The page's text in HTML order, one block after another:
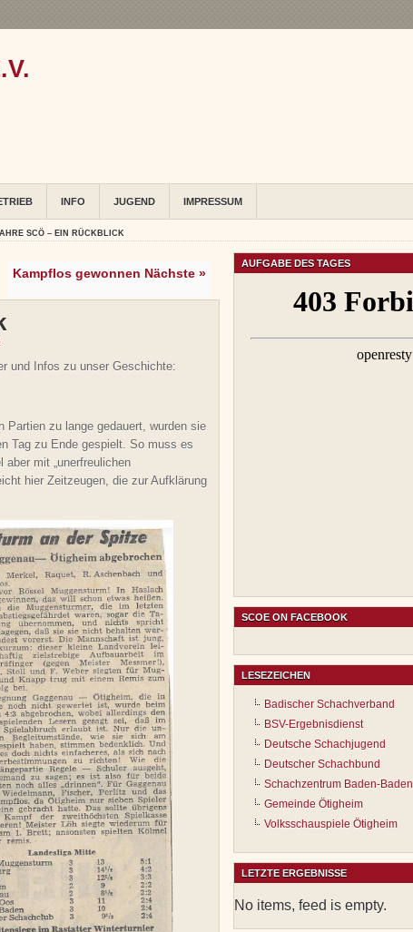
INFO JUGEND IMPRESSUM
SCÖ – EIN RÜCKBLICK
Kampflos gewonnen Nächste »
und Infos zu unser Geschichte:
Partien zu lange gedauert, wurden sie
Tag zu Ende gespielt. So muss es
mit „unerfreulichen
hier Zeitzeugen, die zur Aufklärung
AUFGABE DES TAGES
SCOE ON FACEBOOK
LESEZEICHEN
Badischer Schachverband
BSV-Ergebnisdienst
Deutsche Schachjugend
Deutscher Schachbund
Schachzentrum Baden-Baden
Gemeinde Ötigheim
Volksschauspiele Ötigheim
LETZTE ERGEBNISSE
No items, feed is empty.